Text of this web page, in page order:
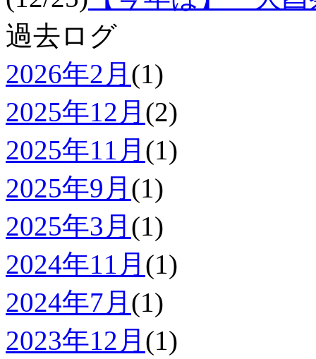
過去ログ
2026年2月 (1)
2025年12月 (2)
2025年11月 (1)
2025年9月 (1)
2025年3月 (1)
2024年11月 (1)
2024年7月 (1)
2023年12月 (1)